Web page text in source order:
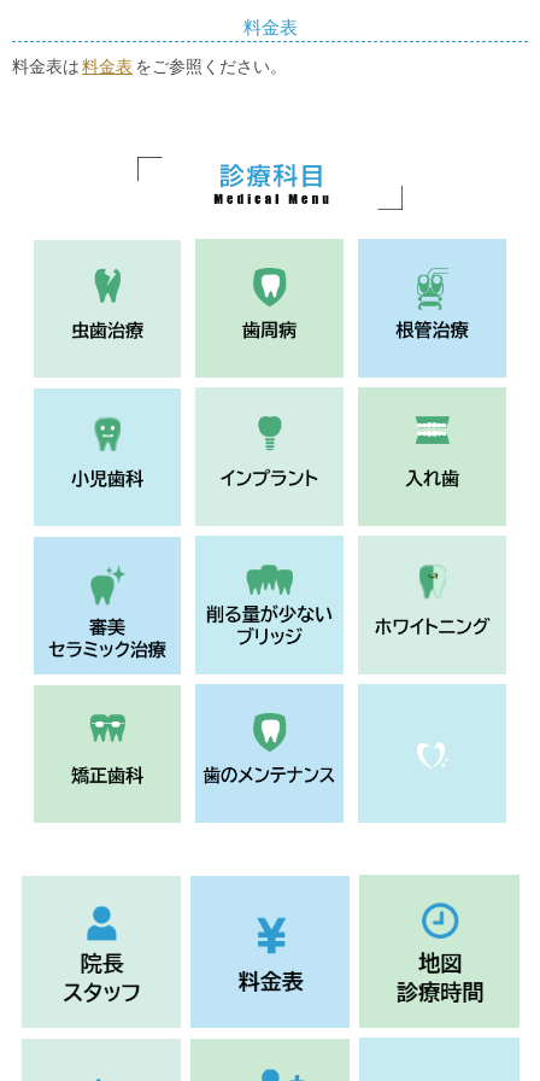
料金表
料金表は料金表 をご参照ください。